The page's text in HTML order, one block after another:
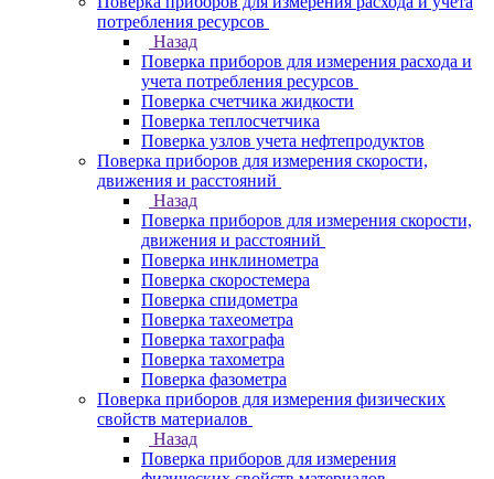
потребления ресурсов
Назад
Поверка приборов для измерения расхода и
учета потребления ресурсов
Поверка счетчика жидкости
Поверка теплосчетчика
Поверка узлов учета нефтепродуктов
Поверка приборов для измерения скорости,
движения и расстояний
Назад
Поверка приборов для измерения скорости,
движения и расстояний
Поверка инклинометра
Поверка скоростемера
Поверка спидометра
Поверка тахеометра
Поверка тахографа
Поверка тахометра
Поверка фазометра
Поверка приборов для измерения физических
свойств материалов
Назад
Поверка приборов для измерения